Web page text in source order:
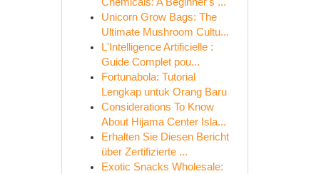
Unicorn Grow Bags: The
Ultimate Mushroom Cultu...
L'Intelligence Artificielle :
Guide Complet pou...
Fortunabola: Tutorial
Lengkap untuk Orang Baru
Considerations To Know
About Hijama Center Isla...
Erhalten Sie Diesen Bericht
über Zertifizierte ...
Exotic Snacks Wholesale: